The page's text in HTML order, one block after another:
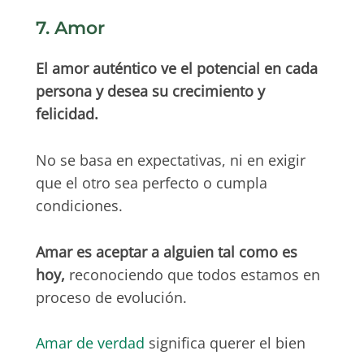
7. Amor
El amor auténtico ve el potencial en cada
persona y desea su crecimiento y
felicidad.
No se basa en expectativas, ni en exigir
que el otro sea perfecto o cumpla
condiciones.
Amar es aceptar a alguien tal como es
hoy, reconociendo que todos estamos en
proceso de evolución.
Amar de verdad significa querer el bien